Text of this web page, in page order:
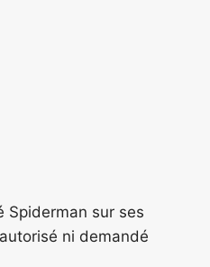
Spiderman sur ses
ni demandé